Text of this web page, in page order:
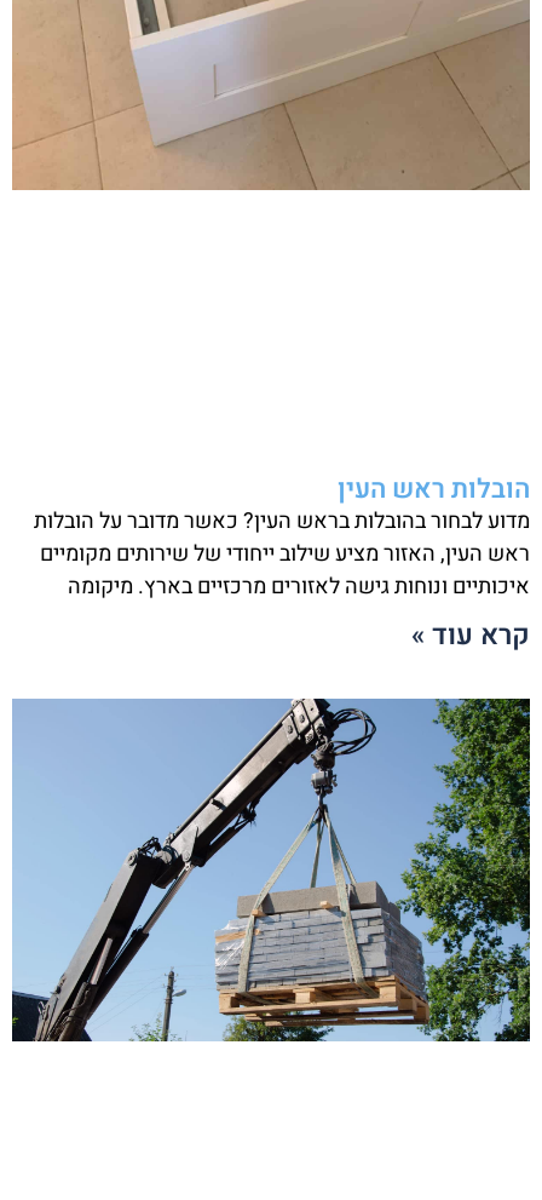
הובלות ראש העין
מדוע לבחור בהובלות בראש העין? כאשר מדובר על הובלות
ראש העין, האזור מציע שילוב ייחודי של שירותים מקומיים
איכותיים ונוחות גישה לאזורים מרכזיים בארץ. מיקומה
קרא עוד »